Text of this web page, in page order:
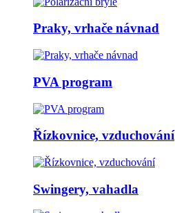
Praky, vrhače návnad
PVA program
Řízkovnice, vzduchování
Swingery, vahadla